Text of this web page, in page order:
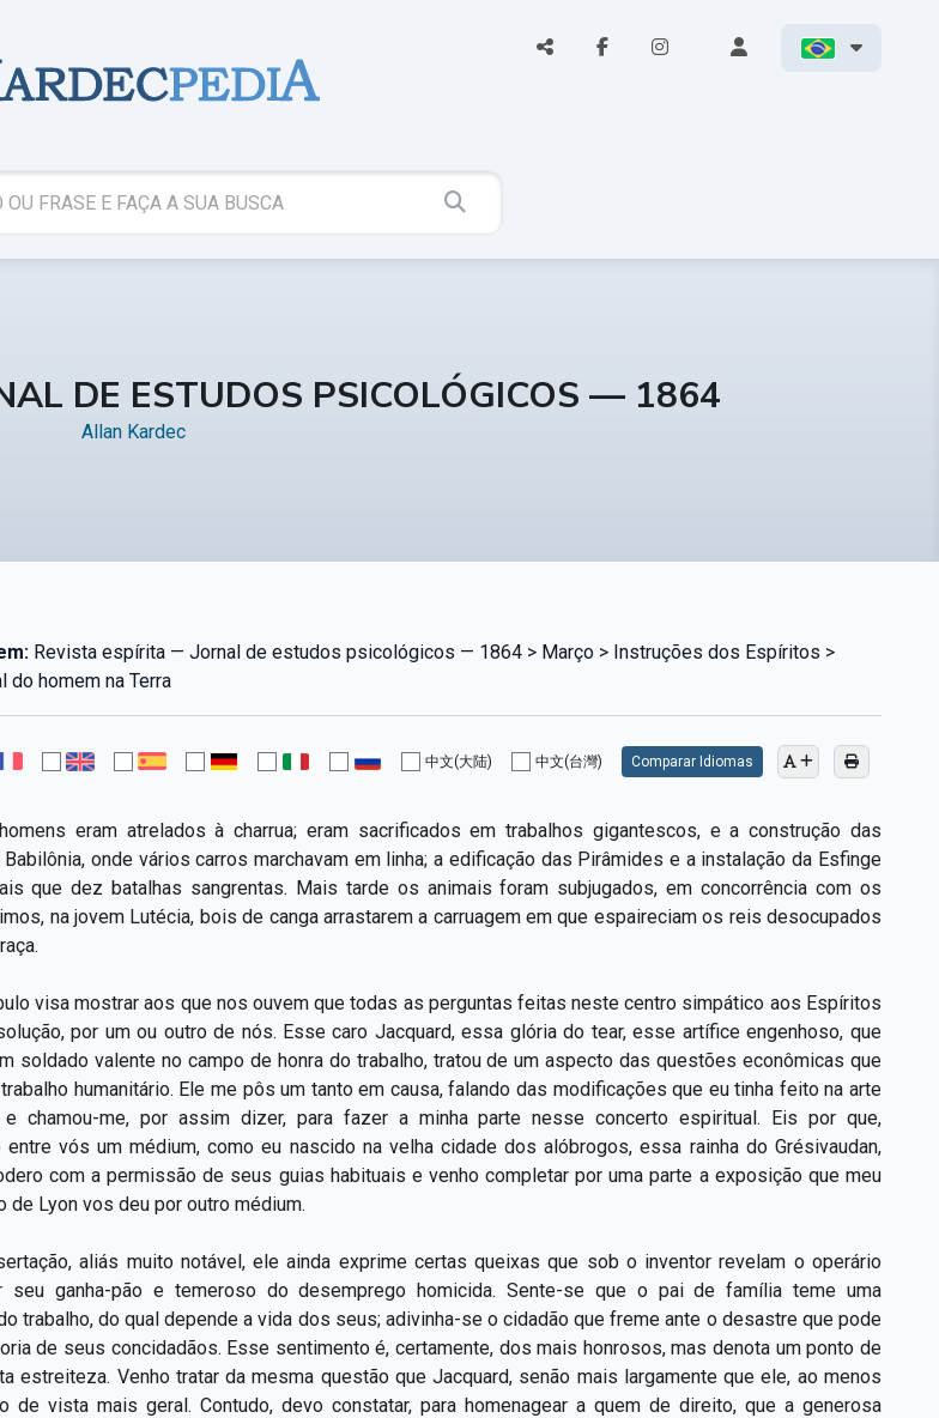
DE ESTUDOS PSICOLÓGICOS — 1864
Allan Kardec
Revista espírita — Jornal de estudos psicológicos — 1864 > Março > Instruções dos Espíritos >
do homem na Terra
中文(大陆) 中文(台灣) Comparar Idiomas
eram atrelados à charrua; eram sacrificados em trabalhos gigantescos, e a construção das
Babilônia, onde vários carros marchavam em linha; a edificação das Pirâmides e a instalação da Esfinge
que dez batalhas sangrentas. Mais tarde os animais foram subjugados, em concorrência com os
na jovem Lutécia, bois de canga arrastarem a carruagem em que espaireciam os reis desocupados
visa mostrar aos que nos ouvem que todas as perguntas feitas neste centro simpático aos Espíritos
por um ou outro de nós. Esse caro Jacquard, essa glória do tear, esse artífice engenhoso, que
soldado valente no campo de honra do trabalho, tratou de um aspecto das questões econômicas que
humanitário. Ele me pôs um tanto em causa, falando das modificações que eu tinha feito na arte
chamou-me, por assim dizer, para fazer a minha parte nesse concerto espiritual. Eis por que,
entre vós um médium, como eu nascido na velha cidade dos alóbrogos, essa rainha do Grésivaudan,
com a permissão de seus guias habituais e venho completar por uma parte a exposição que meu
de Lyon vos deu por outro médium.
aliás muito notável, ele ainda exprime certas queixas que sob o inventor revelam o operário
seu ganha-pão e temeroso do desemprego homicida. Sente-se que o pai de família teme uma
trabalho, do qual depende a vida dos seus; adivinha-se o cidadão que freme ante o desastre que pode
de seus concidadãos. Esse sentimento é, certamente, dos mais honrosos, mas denota um ponto de
estreiteza. Venho tratar da mesma questão que Jacquard, senão mais largamente que ele, ao menos
de vista mais geral. Contudo, devo constatar, para homenagear a quem de direito, que a generosa